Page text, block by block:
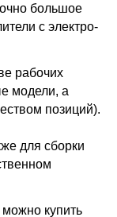
большое
с электро-
рабочих
модели, а
позиций).
для сборки
купить